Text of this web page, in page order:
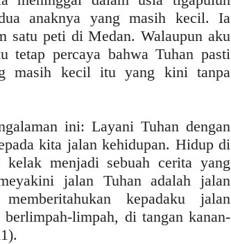
anaknya yang masih kecil. Ia
satu peti di Medan. Walaupun aku
tetap percaya bahwa Tuhan pasti
masih kecil itu yang kini tanpa
ini: Layani Tuhan dengan
kita jalan kehidupan. Hidup di
menjadi sebuah cerita yang
jalan Tuhan adalah jalan
kepadaku jalan
limpah, di tangan kanan-